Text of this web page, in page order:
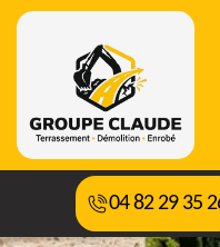
04 82 29 35